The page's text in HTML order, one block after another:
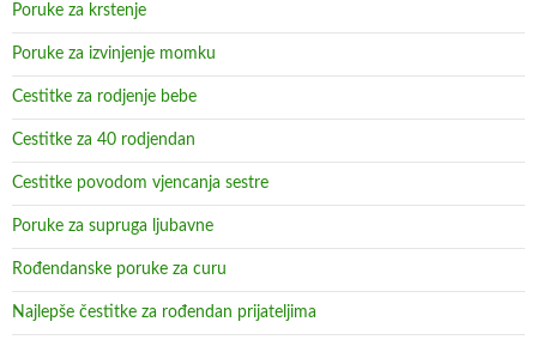
Poruke za krstenje
Poruke za izvinjenje momku
Cestitke za rodjenje bebe
Cestitke za 40 rodjendan
Cestitke povodom vjencanja sestre
Poruke za supruga ljubavne
Rođendanske poruke za curu
Najlepše čestitke za rođendan prijateljima